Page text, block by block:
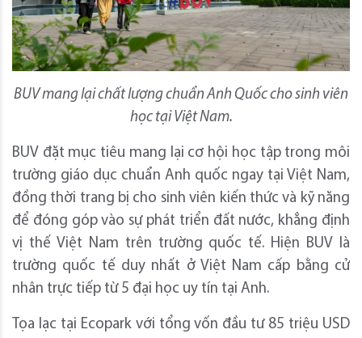
BUV mang lại chất lượng chuẩn Anh Quốc cho sinh viên
học tại Việt Nam.
BUV đặt mục tiêu mang lại cơ hội học tập trong môi
trường giáo dục chuẩn Anh quốc ngay tại Việt Nam,
đồng thời trang bị cho sinh viên kiến thức và kỹ năng
để đóng góp vào sự phát triển đất nước, khẳng định
vị thế Việt Nam trên trường quốc tế. Hiện BUV là
trường quốc tế duy nhất ở Việt Nam cấp bằng cử
nhân trực tiếp từ 5 đại học uy tín tại Anh.
Tọa lạc tại Ecopark với tổng vốn đầu tư 85 triệu USD